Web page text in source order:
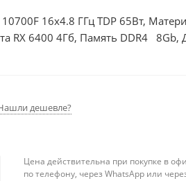
16x4.8 ГГц TDP 65Вт,
RX 6400 4Гб, Память DDR4 8Gb,
дешевле?
Цена действительна при покупке в
по телефону, через WhatsApp или